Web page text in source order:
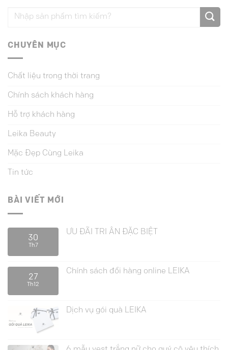
CHUYÊN MỤC
Chất liệu trong thời trang
Chính sách khách hàng
Hỗ trợ khách hàng
Leika Beauty
Mặc Đẹp Cùng Leika
Tin tức
BÀI VIẾT MỚI
30
Th7
ƯU ĐÃI TRI ÂN ĐẶC BIỆT
27
Th12
Chính sách đổi hàng online LEIKA
Dịch vụ gói quà LEIKA